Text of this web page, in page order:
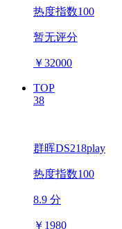
热度指数100
暂无评分
￥32000
TOP
38
群晖DS218play
热度指数100
8.9 分
￥ 1980